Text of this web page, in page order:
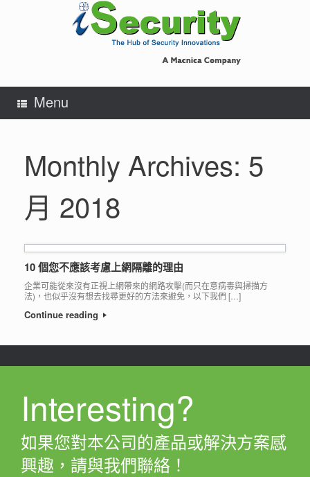
Menu
Monthly Archives: 5
月 2018
10 個您不應該考慮上網隔離的理由
企業可能從來沒有正視上網帶來的網路攻擊(而只在意病毒與掃描方
法)，也似乎沒有想去找尋更好的方法來避免，以下我們 […]
Continue reading
Interesting?
如果您對本公司的產品或解決方案感
興趣，請與我們聯絡！